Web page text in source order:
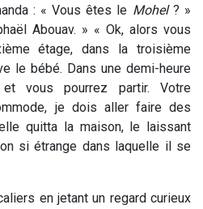
: « Vous êtes le Mohel? »
Abouav. » « Ok, alors vous
étage, dans la troisième
le bébé. Dans une demi-heure
vous pourrez partir. Votre
je dois aller faire des
quitta la maison, le laissant
si étrange dans laquelle il se
en jetant un regard curieux